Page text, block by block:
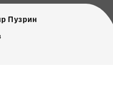
Пузрин